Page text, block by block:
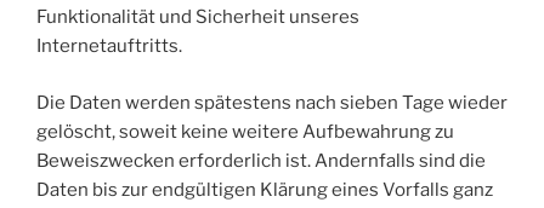
Funktionalität und Sicherheit unseres
Internetauftritts.
Die Daten werden spätestens nach sieben Tage wieder
gelöscht, soweit keine weitere Aufbewahrung zu
Beweiszwecken erforderlich ist. Andernfalls sind die
Daten bis zur endgültigen Klärung eines Vorfalls ganz